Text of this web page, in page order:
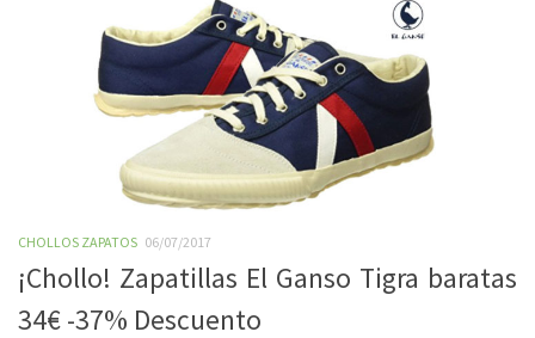
CHOLLOS ZAPATOS 06/07/2017
¡Chollo! Zapatillas El Ganso Tigra baratas
34€ -37% Descuento